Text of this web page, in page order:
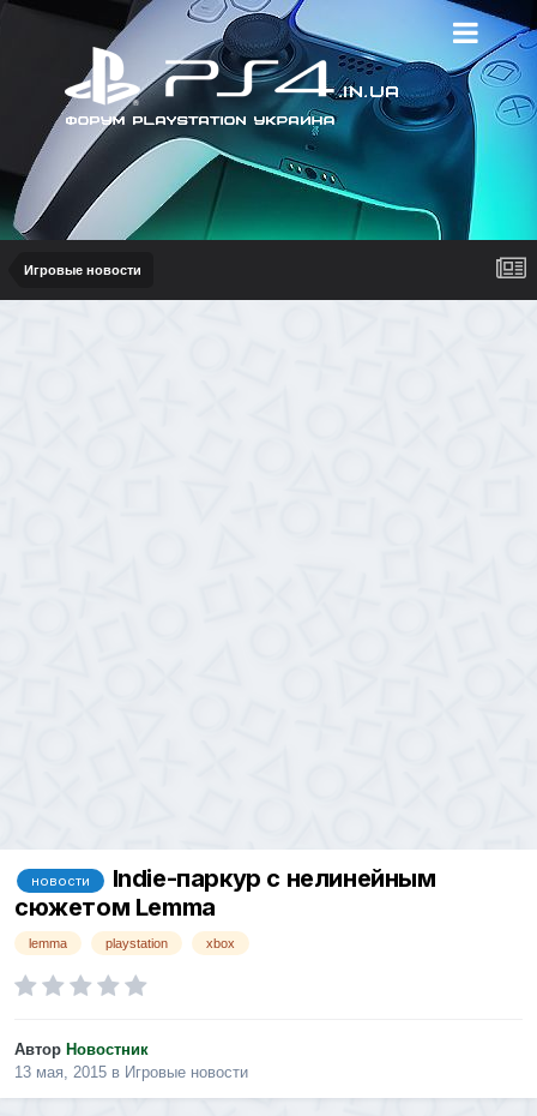
Игровые новости
новости
Indie-паркур с нелинейным
сюжетом Lemma
lemma playstation xbox
Автор Новостник
13 мая, 2015 в Игровые новости